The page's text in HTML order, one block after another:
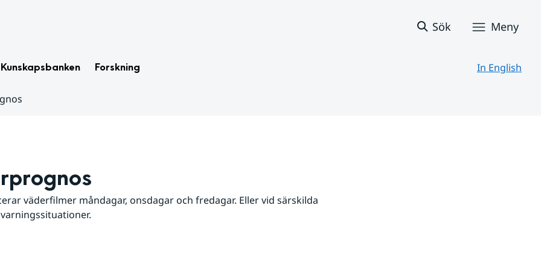
Sök Meny
Kunskapsbanken Forskning In English
väderfilmer måndagar, onsdagar och fredagar. Eller vid särskilda